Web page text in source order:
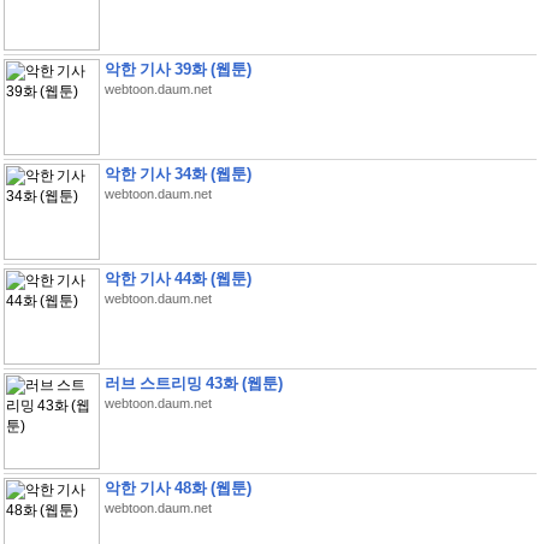
악한 기사 39화 (웹툰)
webtoon.daum.net
악한 기사 34화 (웹툰)
webtoon.daum.net
악한 기사 44화 (웹툰)
webtoon.daum.net
러브 스트리밍 43화 (웹툰)
webtoon.daum.net
악한 기사 48화 (웹툰)
webtoon.daum.net